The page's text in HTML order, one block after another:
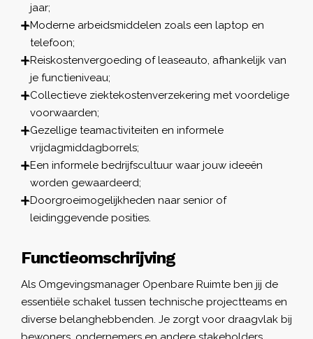
jaar;
Moderne arbeidsmiddelen zoals een laptop en
telefoon;
Reiskostenvergoeding of leaseauto, afhankelijk van
je functieniveau;
Collectieve ziektekostenverzekering met voordelige
voorwaarden;
Gezellige teamactiviteiten en informele
vrijdagmiddagborrels;
Een informele bedrijfscultuur waar jouw ideeën
worden gewaardeerd;
Doorgroeimogelijkheden naar senior of
leidinggevende posities.
Functieomschrijving
Als Omgevingsmanager Openbare Ruimte ben jij de
essentiële schakel tussen technische projectteams en
diverse belanghebbenden. Je zorgt voor draagvlak bij